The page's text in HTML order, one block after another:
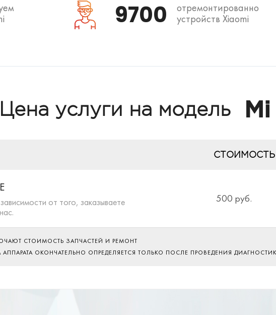
9700
отремонтированно
устройств Xiaomi
Цена услуги на модель Mi
СТОИМОСТЬ
от того, заказываете
500 руб.
СТОИМОСТЬ ЗАПЧАСТЕЙ И РЕМОНТ
ОКОНЧАТЕЛЬНО ОПРЕДЕЛЯЕТСЯ ТОЛЬКО ПОСЛЕ ПРОВЕДЕНИЯ